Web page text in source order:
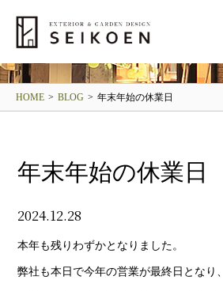
HOME > BLOG > 年末年始の休業日
年末年始の休業日
2024.12.28
本年も残りわずかとなりました。
弊社も本日で今年の営業が最終日となり、